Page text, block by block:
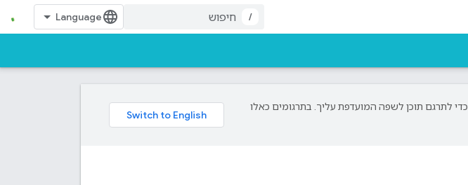
/
‫Google משתמשת בטכנולוגיית AI כדי לתרגם תוכן לשפה המועדפת עליך. בתרגומים כאלו